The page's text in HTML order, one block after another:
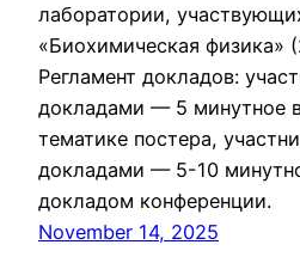
лаборатории,
«Биохимическая физика»
Регламент докладов:
докладами — 5 минутное
тематике постера,
докладами — 5-10
докладом конференции.
November 14, 2025